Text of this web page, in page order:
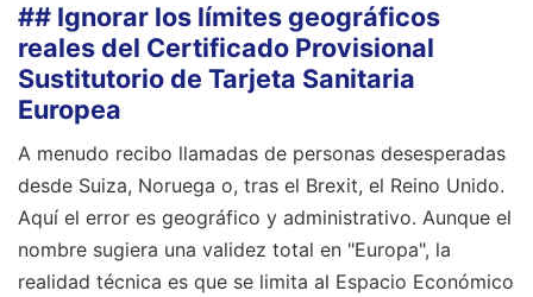
## Ignorar los límites geográficos
reales del Certificado Provisional
Sustitutorio de Tarjeta Sanitaria
Europea
A menudo recibo llamadas de personas desesperadas
desde Suiza, Noruega o, tras el Brexit, el Reino Unido.
Aquí el error es geográfico y administrativo. Aunque el
nombre sugiera una validez total en "Europa", la
realidad técnica es que se limita al Espacio Económico